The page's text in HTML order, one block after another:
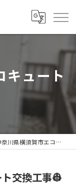
キュート
川県横須賀市エコキュート交換工事👷
交換工事👷